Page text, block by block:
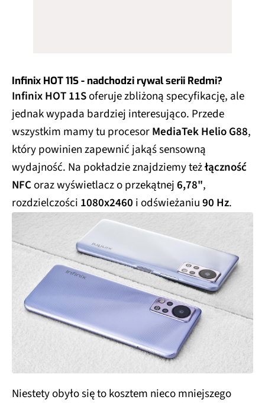
Infinix HOT 11S - nadchodzi rywal serii Redmi?
Infinix HOT 11Soferuje zbliżoną specyfikację, ale
jednak wypada bardziej interesująco. Przede
wszystkim mamy tu procesorMediaTek Helio G88,
który powinien zapewnić jakąś sensowną
wydajność. Na pokładzie znajdziemy teżłączność
NFCoraz wyświetlacz o przekątnej6,78",
rozdzielczości 1080x2460 i odświeżaniu90 Hz.
Niestety obyło się to kosztem nieco mniejszego